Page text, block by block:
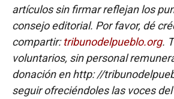
artículos sin firmar reflejan los
consejo editorial. Por favor, dé
compartir:tribunodelpueblo.org.
voluntarios, sin personal
donación en http: //
seguir ofreciéndoles las voces